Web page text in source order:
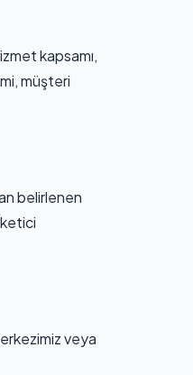
kapsamı,
müşteri
belirlenen
veya